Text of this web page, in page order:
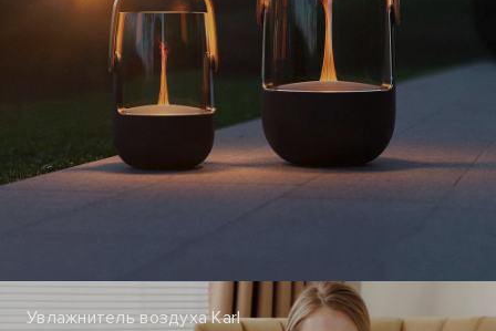
Увлажнитель воздуха Karl